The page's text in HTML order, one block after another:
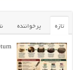
تازه پرخواننده